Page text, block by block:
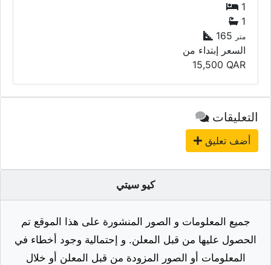
1
1
165 متر
السعر إبتداء من
15,500 QAR
التعليقات
أضف تعليق
كيو سيتي
جميع المعلومات و الصور المنشورة على هذا الموقع تم
الحصول عليها من قبل المعلن. و إحتمالية وجود أخطاء في
المعلومات أو الصور المزودة من قبل المعلن أو خلال